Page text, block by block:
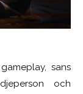
sans
och